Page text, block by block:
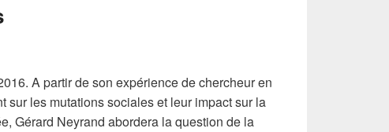
A partir de son expérience de chercheur en
sur les mutations sociales et leur impact sur la
Gérard Neyrand abordera la question de la